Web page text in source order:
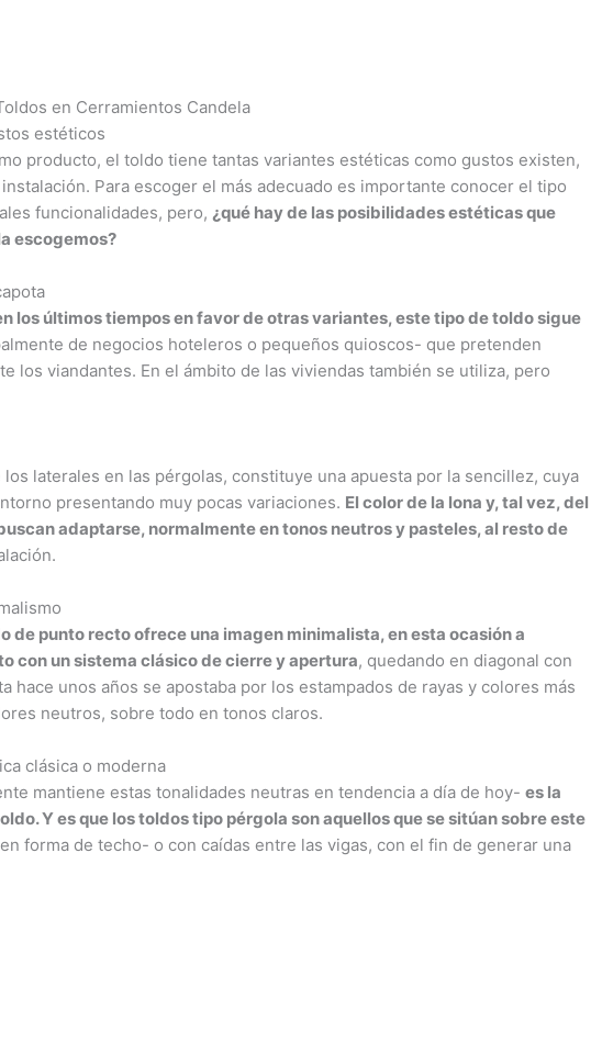
en Cerramientos Candela
estéticos
producto, el toldo tiene tantas variantes estéticas como gustos existen,
Para escoger el más adecuado es importante conocer el tipo
funcionalidades, pero, ¿qué hay de las posibilidades estéticas que
escogemos?
los últimos tiempos en favor de otras variantes, este tipo de toldo sigue
de negocios hoteleros o pequeños quioscos- que pretenden
los viandantes. En el ámbito de las viviendas también se utiliza, pero
laterales en las pérgolas, constituye una apuesta por la sencillez, cuya
presentando muy pocas variaciones. El color de la lona y, tal vez, del
adaptarse, normalmente en tonos neutros y pasteles, al resto de
de punto recto ofrece una imagen minimalista, en esta ocasión a
con un sistema clásico de cierre y apertura, quedando en diagonal con
hace unos años se apostaba por los estampados de rayas y colores más
neutros, sobre todo en tonos claros.
clásica o moderna
mantiene estas tonalidades neutras en tendencia a día de hoy- es la
Y es que los toldos tipo pérgola son aquellos que se sitúan sobre este
forma de techo- o con caídas entre las vigas, con el fin de generar una